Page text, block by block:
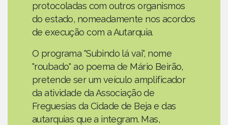
protocoladas com outros organismos
do estado, nomeadamente nos acordos
de execução com a Autarquia.
O programa "Subindo lá vai", nome
"roubado" ao poema de Mário Beirão,
pretende ser um veículo amplificador
da atividade da Associação de
Freguesias da Cidade de Beja e das
autarquias que a integram. Mas,